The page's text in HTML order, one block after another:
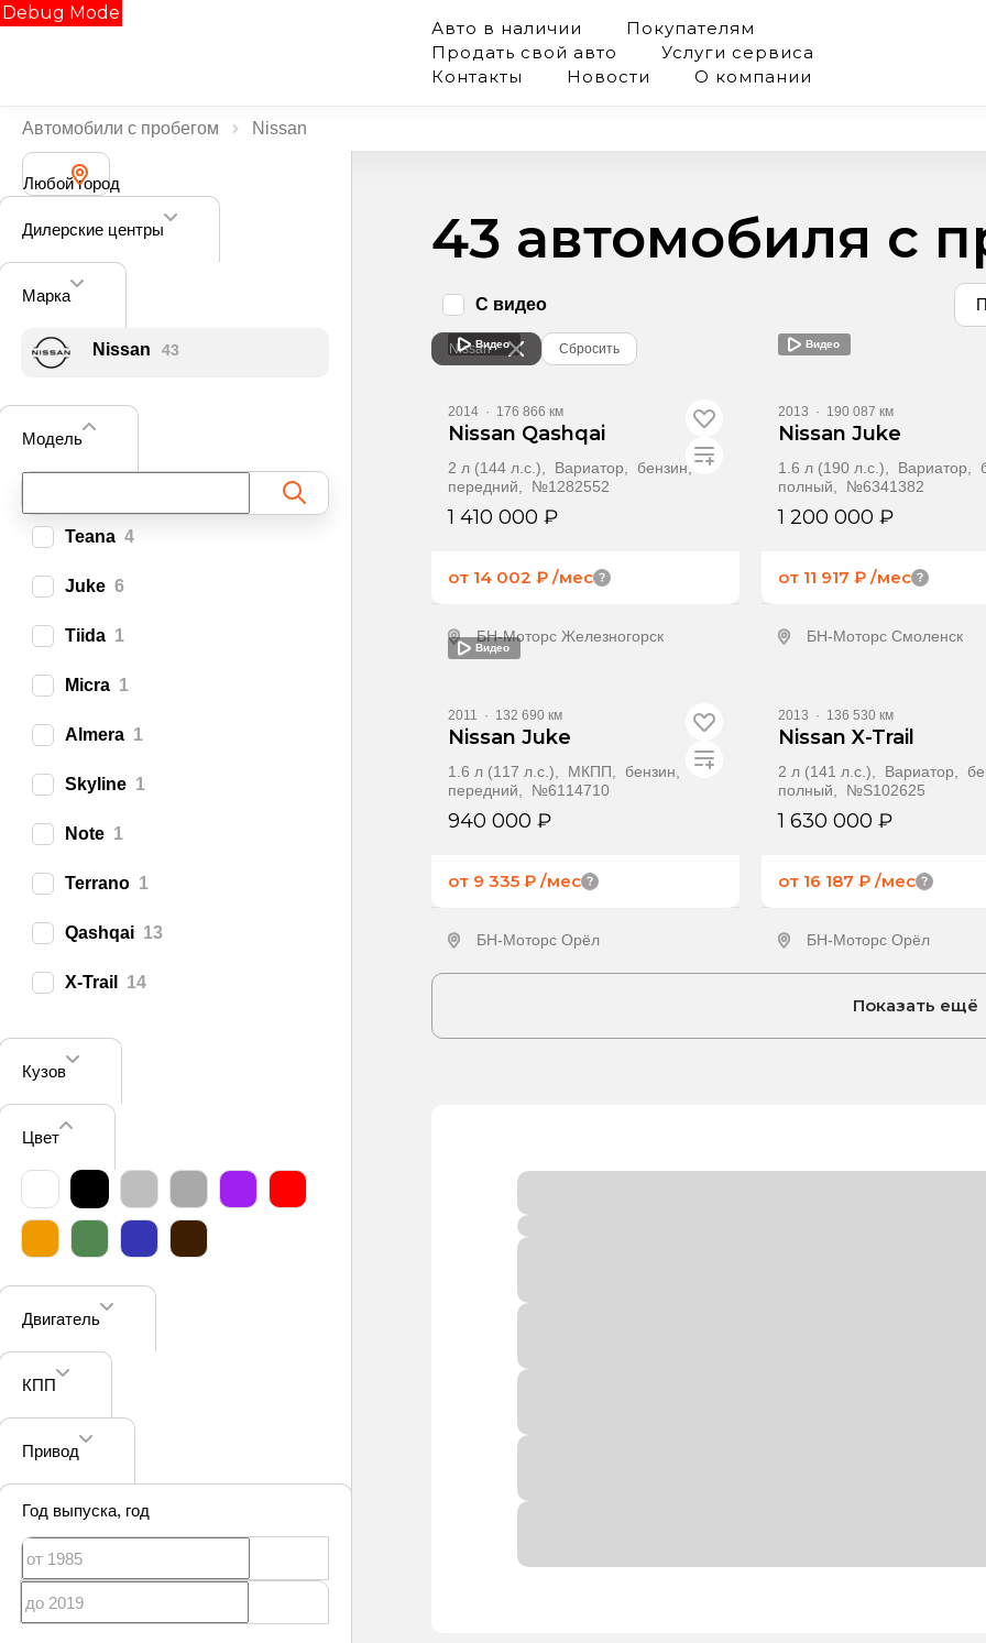
Debug Mode
Авто в наличии
Покупателям
Продать свой авто
Услуги сервиса
Контакты
Новости О компании
Автомобили с пробегом Nissan
Любой город
Дилерские центры
Марка
Nissan 43
Модель
Teana 4
Juke 6
Tiida 1
Micra 1
Almera 1
Skyline 1
Note 1
Terrano 1
Qashqai 13
X‑Trail 14
Кузов
Цвет
Двигатель
КПП
Привод
Год выпуска, год
43 автомобиля с
Nissan Сбросить
С видео
Видео
2014 · 176 866 км
Nissan Qashqai
2 л (144 л.с.), Вариатор, бензин,
передний, №1282552
1 410 000 ₽
от 14 002 ₽ /мес
БН-Моторс Железногорск
Видео
2013 · 190 087 км
Nissan Juke
1.6 л (190 л.с.), Вариатор,
полный, №6341382
1 200 000 ₽
от 11 917 ₽ /мес
БН-Моторс Смоленск
Видео
2011 · 132 690 км
Nissan Juke
1.6 л (117 л.с.), МКПП, бензин,
передний, №6114710
940 000 ₽
от 9 335 ₽ /мес
БН-Моторс Орёл
2013 · 136 530 км
Nissan X-Trail
2 л (141 л.с.), Вариатор,
полный, №S102625
1 630 000 ₽
от 16 187 ₽ /мес
БН-Моторс Орёл
Показать ещё